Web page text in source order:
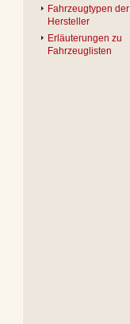
Fahrzeugtypen der
Hersteller
Erläuterungen zu
Fahrzeuglisten